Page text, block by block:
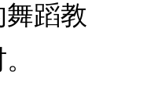
蹈教